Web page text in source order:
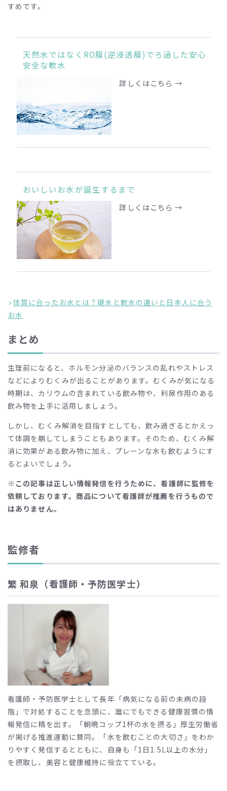
すめです。
天然水ではなくRO膜(逆浸透膜)でろ過した安心
安全な軟水
詳しくはこちら →
おいしいお水が誕生するまで
詳しくはこちら →
体質に合ったお水とは？硬水と軟水の違いと日本人に合う
お水
まとめ
生理前になると、ホルモン分泌のバランスの乱れやストレス
などによりむくみが出ることがあります。むくみが気になる
時期は、カリウムの含まれている飲み物や、利尿作用のある
飲み物を上手に活用しましょう。
しかし、むくみ解消を目指すとしても、飲み過ぎるとかえっ
て体調を崩してしまうこともあります。そのため、むくみ解
消に効果がある飲み物に加え、プレーンな水も飲むようにす
るとよいでしょう。
※この記事は正しい情報発信を行うために、看護師に監修を
依頼しております。商品について看護師が推薦を行うもので
はありません。
監修者
繁 和泉（看護師・予防医学士）
看護師・予防医学士として長年「病気になる前の未病の段
階」で対処することを念頭に、誰にでもできる健康習慣の情
報発信に精を出す。「朝晩コップ1杯の水を摂る」厚生労働省
が掲げる推進運動に賛同。「水を飲むことの大切さ」をわか
りやすく発信するとともに、自身も「1 日1.5L以上の水分」
を摂取し、美容と健康維持に役立てている。